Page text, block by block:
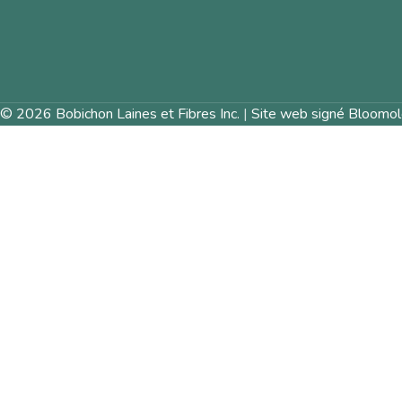
© 2026 Bobichon Laines et Fibres Inc. | Site web signé